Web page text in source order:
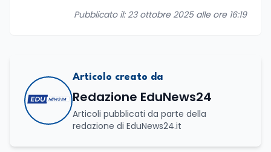
Pubblicato il: 23 ottobre 2025 alle ore 16:19
Articolo creato da
Redazione EduNews24
Articoli pubblicati da parte della
redazione di EduNews24.it